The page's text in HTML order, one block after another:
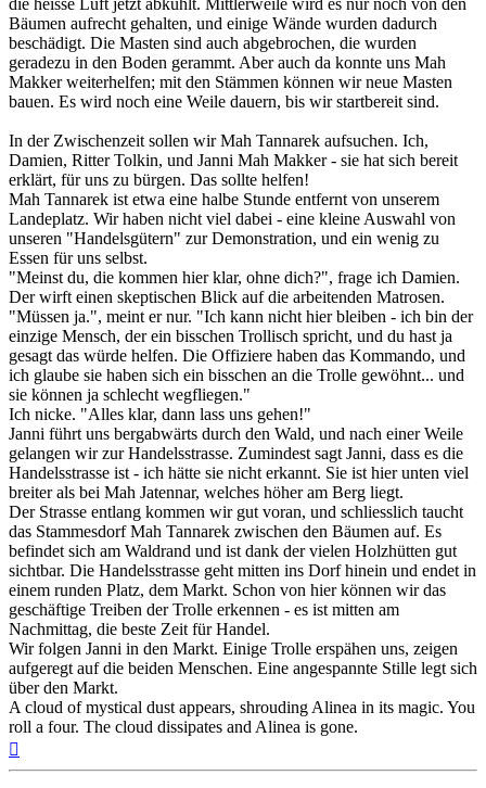
die heisse Luft jetzt abkühlt. Mittlerweile wird es nur noch von den
Bäumen aufrecht gehalten, und einige Wände wurden dadurch
beschädigt. Die Masten sind auch abgebrochen, die wurden
geradezu in den Boden gerammt. Aber auch da konnte uns Mah
Makker weiterhelfen; mit den Stämmen können wir neue Masten
bauen. Es wird noch eine Weile dauern, bis wir startbereit sind.
In der Zwischenzeit sollen wir Mah Tannarek aufsuchen. Ich,
Damien, Ritter Tolkin, und Janni Mah Makker - sie hat sich bereit
erklärt, für uns zu bürgen. Das sollte helfen!
Mah Tannarek ist etwa eine halbe Stunde entfernt von unserem
Landeplatz. Wir haben nicht viel dabei - eine kleine Auswahl von
unseren "Handelsgütern" zur Demonstration, und ein wenig zu
Essen für uns selbst.
"Meinst du, die kommen hier klar, ohne dich?", frage ich Damien.
Der wirft einen skeptischen Blick auf die arbeitenden Matrosen.
"Müssen ja.", meint er nur. "Ich kann nicht hier bleiben - ich bin der
einzige Mensch, der ein bisschen Trollisch spricht, und du hast ja
gesagt das würde helfen. Die Offiziere haben das Kommando, und
ich glaube sie haben sich ein bisschen an die Trolle gewöhnt... und
sie können ja schlecht wegfliegen."
Ich nicke. "Alles klar, dann lass uns gehen!"
Janni führt uns bergabwärts durch den Wald, und nach einer Weile
gelangen wir zur Handelsstrasse. Zumindest sagt Janni, dass es die
Handelsstrasse ist - ich hätte sie nicht erkannt. Sie ist hier unten viel
breiter als bei Mah Jatennar, welches höher am Berg liegt.
Der Strasse entlang kommen wir gut voran, und schliesslich taucht
das Stammesdorf Mah Tannarek zwischen den Bäumen auf. Es
befindet sich am Waldrand und ist dank der vielen Holzhütten gut
sichtbar. Die Handelsstrasse geht mitten ins Dorf hinein und endet in
einem runden Platz, dem Markt. Schon von hier können wir das
geschäftige Treiben der Trolle erkennen - es ist mitten am
Nachmittag, die beste Zeit für Handel.
Wir folgen Janni in den Markt. Einige Trolle erspähen uns, zeigen
aufgeregt auf die beiden Menschen. Eine angespannte Stille legt sich
über den Markt.
A cloud of mystical dust appears, shrouding Alinea in its magic. You
roll a four. The cloud dissipates and Alinea is gone.